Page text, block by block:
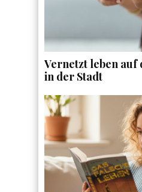
Vernetzt leben auf
in der Stadt